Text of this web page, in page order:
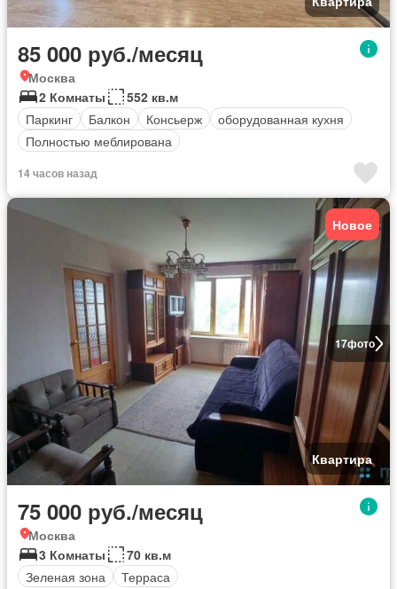
85 000 руб./месяц
Москва
2 Комнаты
552 кв.м
Паркинг
Балкон Консьерж
оборудованная кухня
Полностью меблирована
14 часов назад
17фото
Новое
Квартира
75 000 руб./месяц
Москва
3 Комнаты
70 кв.м
Зеленая зона
Терраса